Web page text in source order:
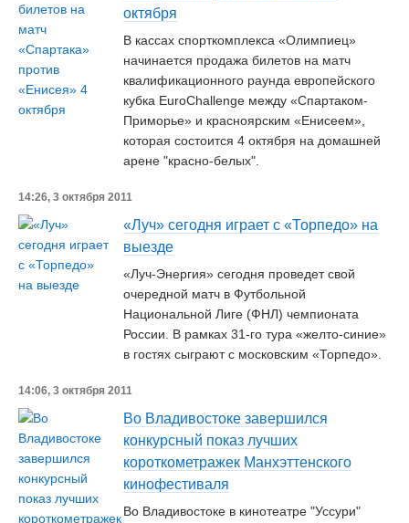
октября
В кассах спорткомплекса «Олимпиец»
начинается продажа билетов на матч
квалификационного раунда европейского
кубка EuroChallenge между «Спартаком-
Приморье» и красноярским «Енисеем»,
которая состоится 4 октября на домашней
арене "красно-белых".
14:26, 3 октября 2011
«Луч» сегодня играет с «Торпедо» на
выезде
«Луч-Энергия» сегодня проведет свой
очередной матч в Футбольной
Национальной Лиге (ФНЛ) чемпионата
России. В рамках 31-го тура «желто-синие»
в гостях сыграют с московским «Торпедо».
14:06, 3 октября 2011
Во Владивостоке завершился
конкурсный показ лучших
короткометражек Манхэттенского
кинофестиваля
Во Владивостоке в кинотеатре "Уссури"